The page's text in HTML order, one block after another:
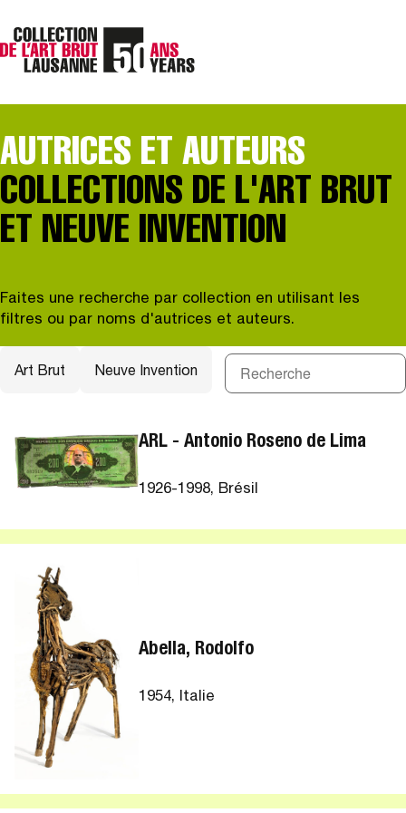
AUTRICES ET AUTEURS
COLLECTIONS DE L'ART BRUT
ET NEUVE INVENTION
Faites une recherche par collection en utilisant les
filtres ou par noms d'autrices et auteurs.
Art Brut Neuve Invention
ARL - Antonio Roseno de Lima
1926-1998, Brésil
Abella, Rodolfo
1954, Italie